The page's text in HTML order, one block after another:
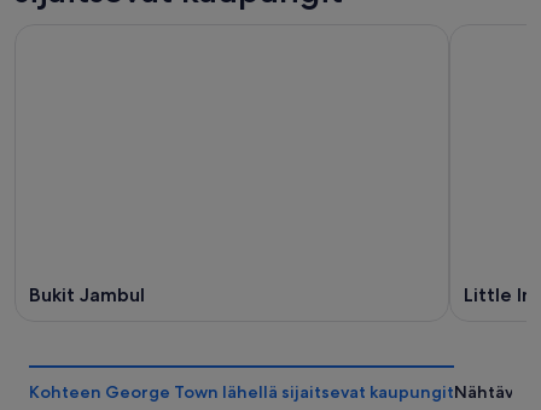
Bukit Jambul Little
Kohteen George Town lähellä sijaitsevat kaupungit